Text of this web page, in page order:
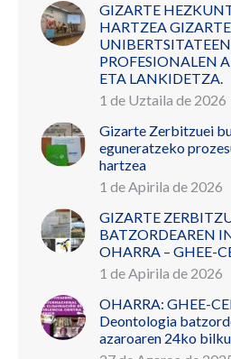
GIZARTE
HARTZEA
PROFESIONALEN
ETA LANKIDETZA.
1 de Uztaila de 2026
Gizarte Zerbitzuei
eguneratzeko
hartzea
1 de Apirila de 2026
GIZARTE
BATZORDEAREN
OHARRA – GHEE-
1 de Apirila de 2026
OHARRA: GHEE-
Deontologia
azaroaren 24ko